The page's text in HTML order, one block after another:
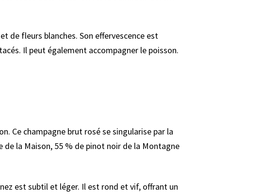
de fleurs blanches. Son effervescence est
Il peut également accompagner le poisson.
Ce champagne brut rosé se singularise par la
de la Maison, 55 % de pinot noir de la Montagne
est subtil et léger. Il est rond et vif, offrant un